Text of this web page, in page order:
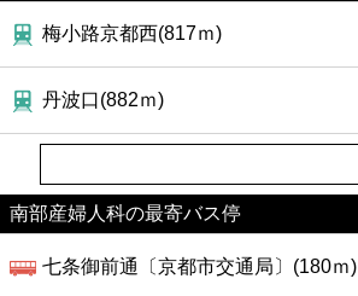
梅小路京都西(817ｍ)
丹波口(882ｍ)
南部産婦人科の最寄バス停
七条御前通〔京都市交通局〕(180ｍ)